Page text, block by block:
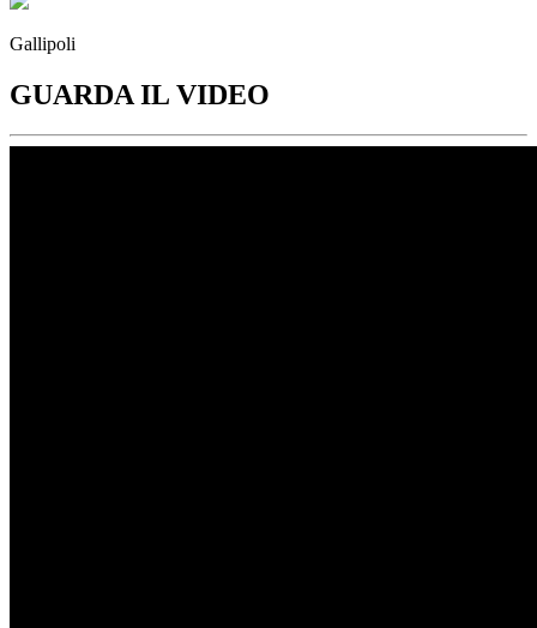
Gallipoli
GUARDA IL VIDEO